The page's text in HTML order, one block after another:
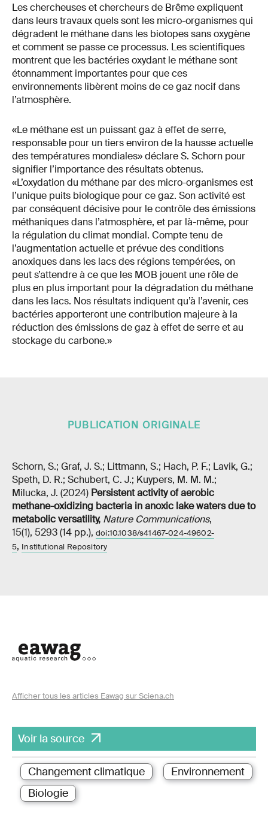
Les chercheuses et chercheurs de Brême expliquent
dans leurs travaux quels sont les micro-organismes qui
dégradent le méthane dans les biotopes sans oxygène
et comment se passe ce processus. Les scientifiques
montrent que les bactéries oxydant le méthane sont
étonnamment importantes pour que ces
environnements libèrent moins de ce gaz nocif dans
l’atmosphère.
«Le méthane est un puissant gaz à effet de serre,
responsable pour un tiers environ de la hausse actuelle
des températures mondiales» déclare S. Schorn pour
signifier l’importance des résultats obtenus.
«L’oxydation du méthane par des micro-organismes est
l’unique puits biologique pour ce gaz. Son activité est
par conséquent décisive pour le contrôle des émissions
méthaniques dans l’atmosphère, et par là-même, pour
la régulation du climat mondial. Compte tenu de
l’augmentation actuelle et prévue des conditions
anoxiques dans les lacs des régions tempérées, on
peut s’attendre à ce que les MOB jouent une rôle de
plus en plus important pour la dégradation du méthane
dans les lacs. Nos résultats indiquent qu’à l’avenir, ces
bactéries apporteront une contribution majeure à la
réduction des émissions de gaz à effet de serre et au
stockage du carbone.»
PUBLICATION ORIGINALE
Schorn, S.; Graf, J. S.; Littmann, S.; Hach, P. F.; Lavik, G.;
Speth, D. R.; Schubert, C. J.; Kuypers, M. M. M.;
Milucka, J. (2024) Persistent activity of aerobic
methane-oxidizing bacteria in anoxic lake waters due to
metabolic versatility, Nature Communications,
15(1), 5293 (14 pp.), doi:10.1038/s41467-024-49602-
5, Institutional Repository
Afficher tous les articles Eawag sur Sciena.ch
Voir la source
Changement climatique
Environnement
Biologie